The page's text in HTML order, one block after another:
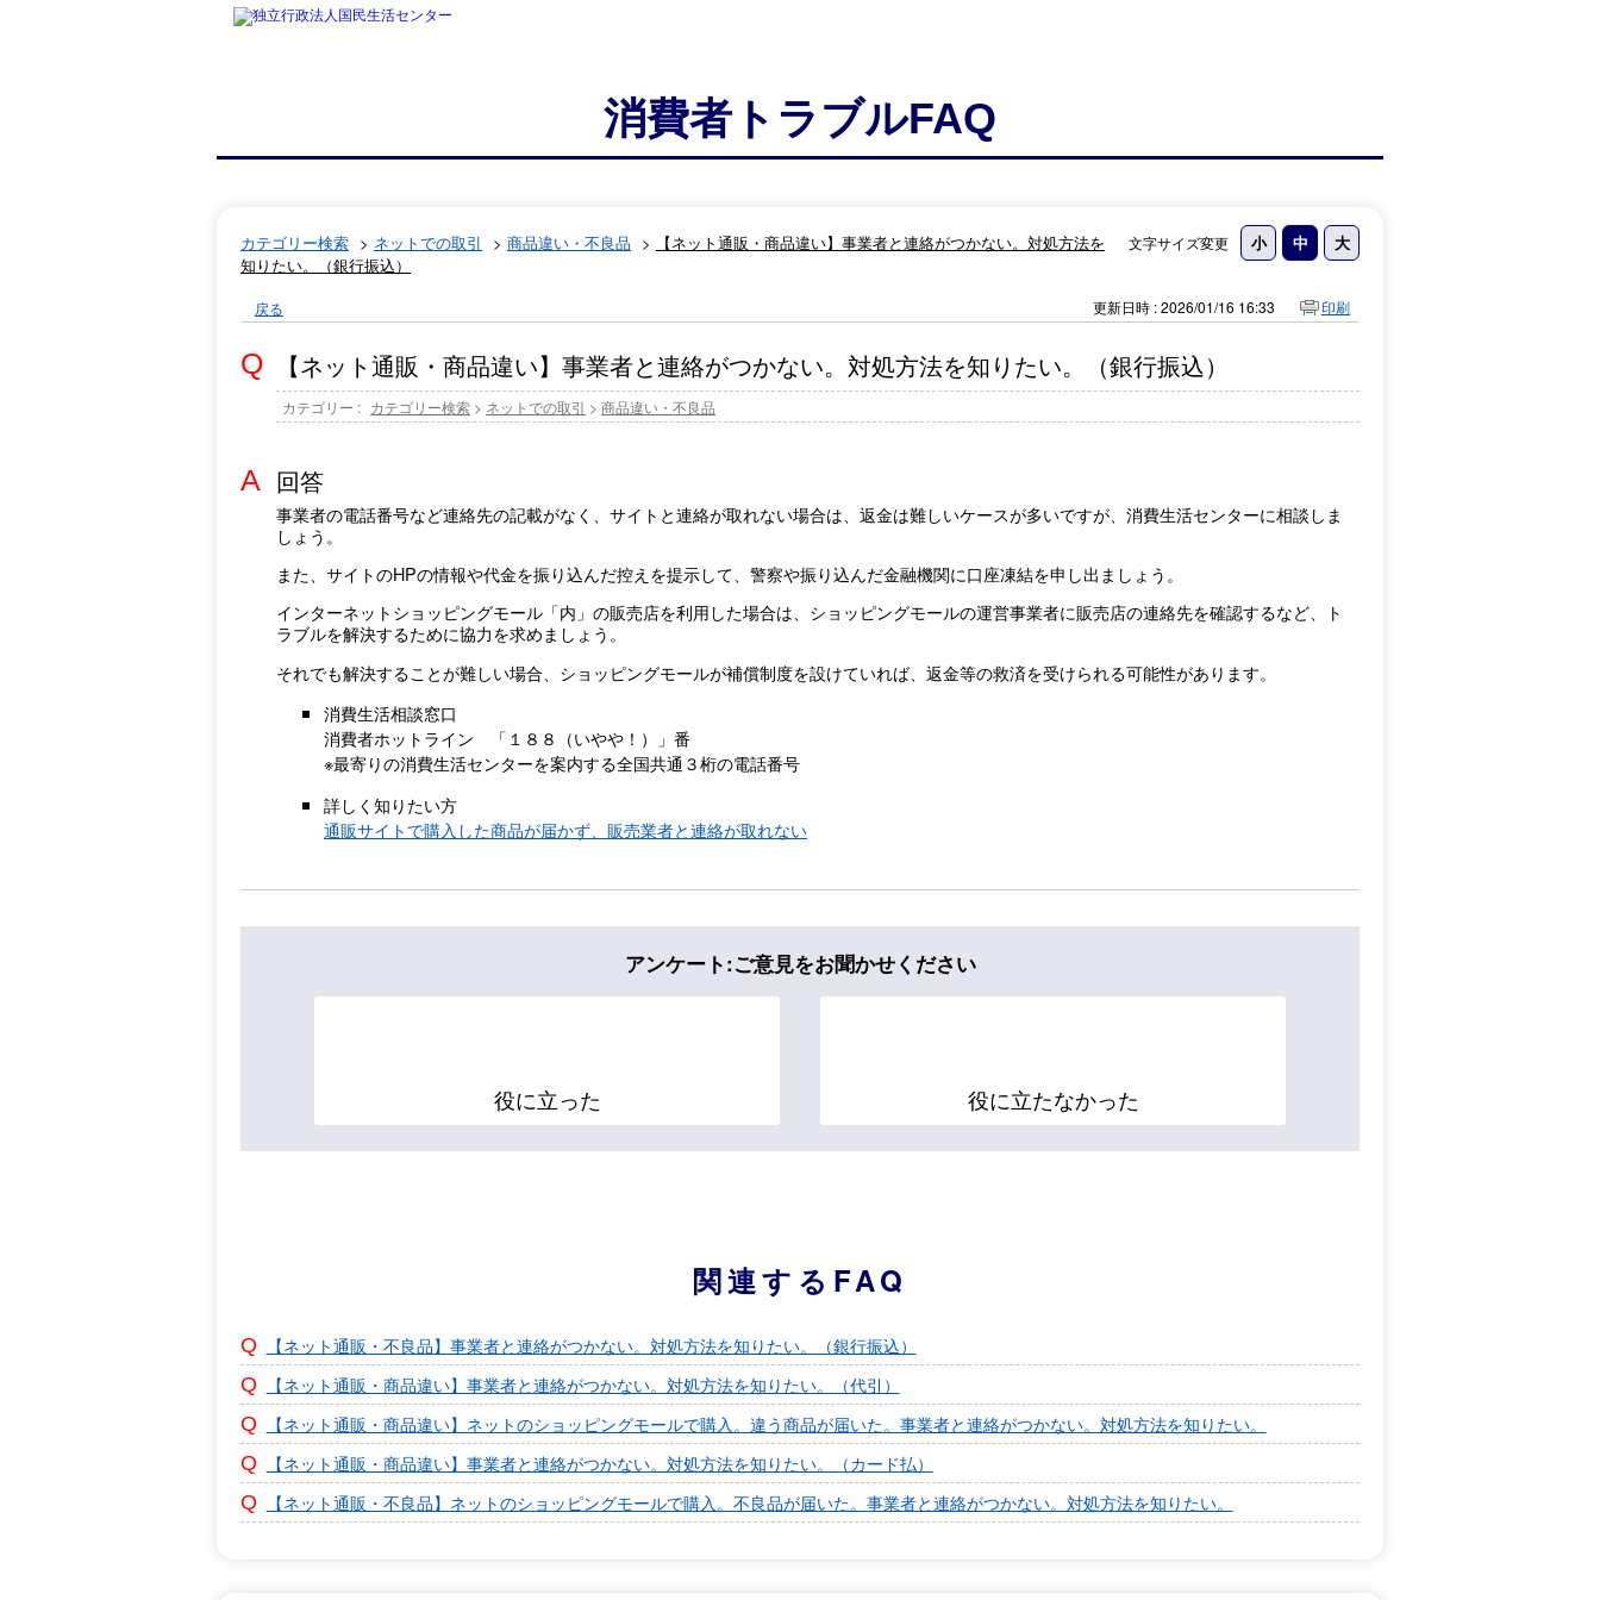
消費者トラブルFAQ
文字サイズ変更
カテゴリー検索 > ネットでの取引 > 商品違い・不良品 >
【ネット通販・商品違い】事業者と連絡がつかない。対処方法を
知りたい。（銀行振込）
戻る 更新日時 : 2026/01/16 16:33 印刷
【ネット通販・商品違い】事業者と連絡がつかない。対処方法を知りたい。（銀行振込）
カテゴリー : カテゴリー検索 > ネットでの取引 >商品違い・不良品
回答
事業者の電話番号など連絡先の記載がなく、サイトと連絡が取れない場合は、返金は難しいケースが多いですが、消費生活センターに相談しま
しょう。
また、サイトのHPの情報や代金を振り込んだ控えを提示して、警察や振り込んだ金融機関に口座凍結を申し出ましょう。
インターネットショッピングモール「内」の販売店を利用した場合は、ショッピングモールの運営事業者に販売店の連絡先を確認するなど、ト
ラブルを解決するために協力を求めましょう。
それでも解決することが難しい場合、ショッピングモールが補償制度を設けていれば、返金等の救済を受けられる可能性があります。
消費生活相談窓口
消費者ホットライン 「１８８（いやや！）」番
※最寄りの消費生活センターを案内する全国共通３桁の電話番号
詳しく知りたい方
通販サイトで購入した商品が届かず、販売業者と連絡が取れない
アンケート:ご意見をお聞かせください
役に立った 役に立たなかった
関連するFAQ
【ネット通販・不良品】事業者と連絡がつかない。対処方法を知りたい。（銀行振込）
【ネット通販・商品違い】事業者と連絡がつかない。対処方法を知りたい。（代引）
【ネット通販・商品違い】ネットのショッピングモールで購入。違う商品が届いた。事業者と連絡がつかない。対処方法を知りたい。
【ネット通販・商品違い】事業者と連絡がつかない。対処方法を知りたい。（カード払）
【ネット通販・不良品】ネットのショッピングモールで購入。不良品が届いた。事業者と連絡がつかない。対処方法を知りたい。